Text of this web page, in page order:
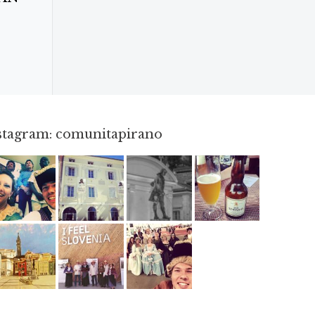
comunitapirano
Mag 23 Apr 3 Apr 18 Giu 3
Giu 12 Mag 2 Mag 15